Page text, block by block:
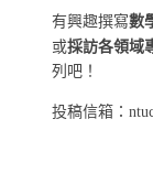
有興趣撰寫數
或採訪各領域
列吧！
投稿信箱：